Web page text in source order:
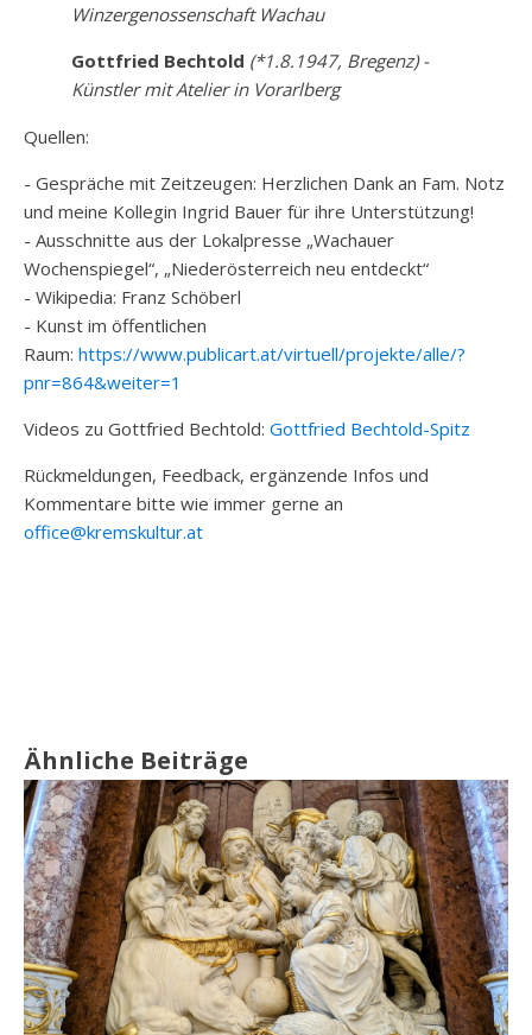
Winzergenossenschaft Wachau
Gottfried Bechtold (*1.8.1947, Bregenz) -
Künstler mit Atelier in Vorarlberg
Quellen:
- Gespräche mit Zeitzeugen: Herzlichen Dank an Fam. Notz
und meine Kollegin Ingrid Bauer für ihre Unterstützung!
- Ausschnitte aus der Lokalpresse „Wachauer
Wochenspiegel“, „Niederösterreich neu entdeckt“
- Wikipedia: Franz Schöberl
- Kunst im öffentlichen
Raum: https://www.publicart.at/virtuell/projekte/alle/?
pnr=864&weiter=1
Videos zu Gottfried Bechtold: Gottfried Bechtold-Spitz
Rückmeldungen, Feedback, ergänzende Infos und
Kommentare bitte wie immer gerne an
office@kremskultur.at
Ähnliche Beiträge